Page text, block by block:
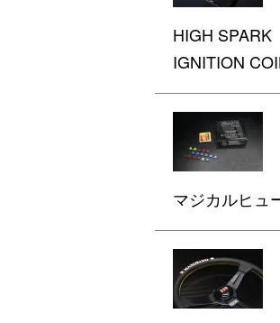
HIGH SPARK
IGNITION
マジカルヒュ